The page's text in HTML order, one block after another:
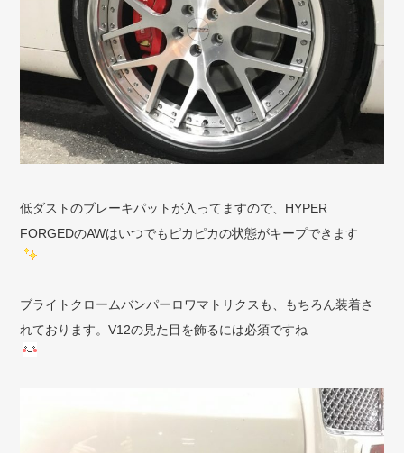
低ダストのブレーキパットが入ってますので、HYPER
FORGEDのAWはいつでもピカピカの状態がキープできます
ブライトクロームバンパーロワマトリクスも、もちろん装着さ
れております。V12の見た目を飾るには必須ですね